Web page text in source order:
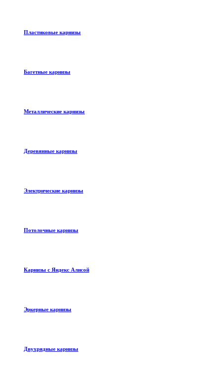
Пластиковые карнизы
Багетные карнизы
Металлические карнизы
Деревянные карнизы
Электрические карнизы
Потолочные карнизы
Карнизы с Яндекс Алисой
Эркерные карнизы
Двухрядные карнизы